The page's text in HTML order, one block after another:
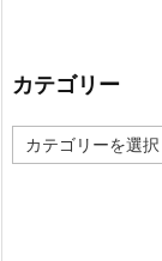
カテゴリー
テ